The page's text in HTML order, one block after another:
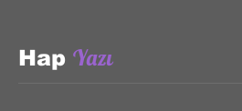
Hap Yazı